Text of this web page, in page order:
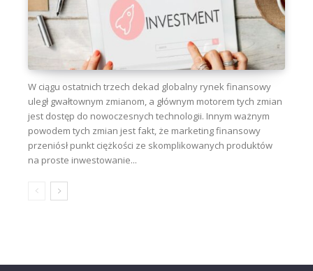
W ciągu ostatnich trzech dekad globalny rynek finansowy
uległ gwałtownym zmianom, a głównym motorem tych zmian
jest dostęp do nowoczesnych technologii. Innym ważnym
powodem tych zmian jest fakt, że marketing finansowy
przeniósł punkt ciężkości ze skomplikowanych produktów
na proste inwestowanie...